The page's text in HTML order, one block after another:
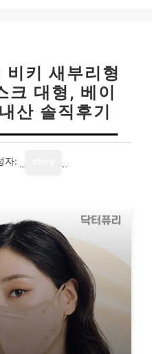
키 새부리형
크 대형, 베이
산 솔직후기
자: